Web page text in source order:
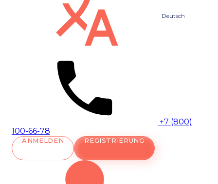
Deutsch
+7 (800)
100-66-78
ANMELDEN REGISTRIERUNG